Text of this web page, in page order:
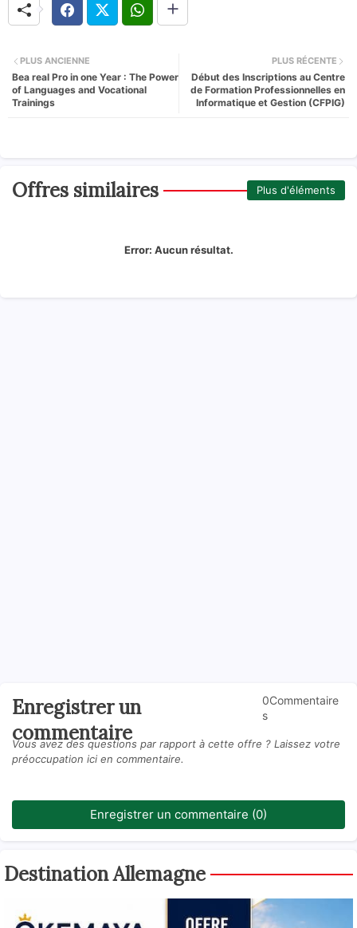
PLUS RÉCENTE
Début des Inscriptions au Centre
de Formation Professionnelles en
Informatique et Gestion (CFPIG)
PLUS ANCIENNE
Bea real Pro in one Year : The Power
of Languages and Vocational
Trainings
Offres similaires Plus d'éléments
Error: Aucun résultat.
Enregistrer un
commentaire
0Commentaire
s
Vous avez des questions par rapport à cette offre ? Laissez votre
préoccupation ici en commentaire.
Enregistrer un commentaire (0)
Destination Allemagne